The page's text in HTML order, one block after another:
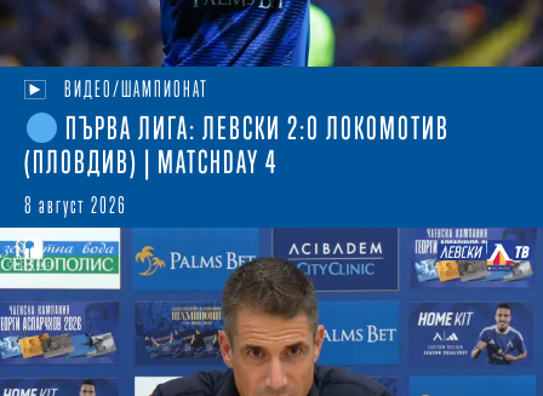
ВИДЕО/ШАМПИОНАТ
ПЪРВА ЛИГА: ЛЕВСКИ 2:0 ЛОКОМОТИВ
(ПЛОВДИВ) | MATCHDAY 4
8 август 2026